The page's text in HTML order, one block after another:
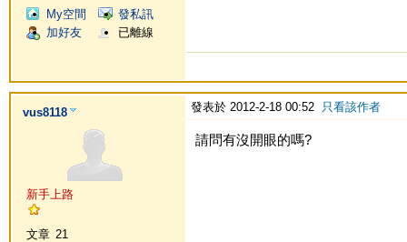
My空間
發私訊
加好友
已離線
vus8118
新手上路
文章 21
發表於 2012-2-18 00:52 只看該作者
請問有沒開眼的嗎?